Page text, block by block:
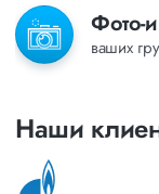
Фото-
ваших
Наши